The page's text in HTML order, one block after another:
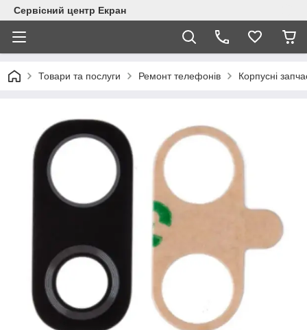
Сервісний центр Екран
Товари та послуги Ремонт телефонів Корпусні